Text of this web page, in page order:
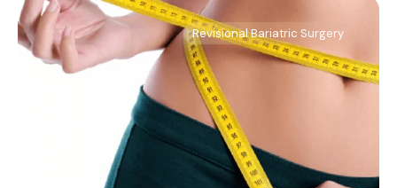
Revisional Bariatric Surgery